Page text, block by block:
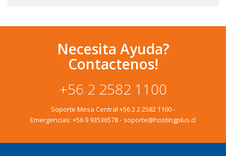
Necesita Ayuda?
Contactenos!
+56 2 2582 1100
Soporte Mesa Central +56 2 2 2582 1100-
Emergencias: +56 9 93536578- soporte@hostingplus.cl